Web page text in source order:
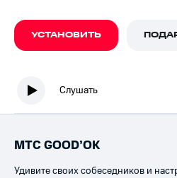
УСТАНОВИТЬ
Слушать
МТС GOOD’OK
Удивите своих собеседников и